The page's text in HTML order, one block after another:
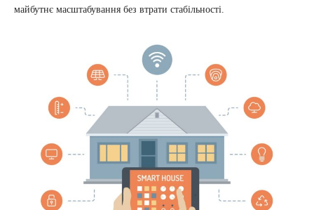
майбутнє масштабування без втрати стабільності.